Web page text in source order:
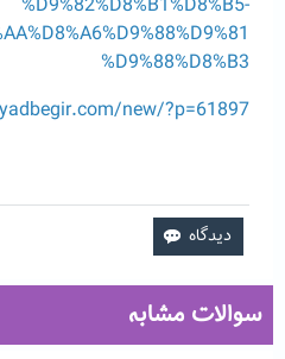
%D9%82%D8%B1%D8%B5-
%D9%88%D8%B3
new/?p=61897
سوالات مشابه